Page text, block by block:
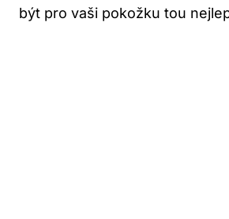
být pro vaši pokožku tou